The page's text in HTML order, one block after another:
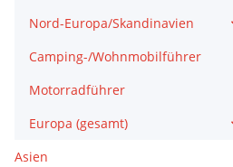
Nord-Europa/Skandinavien
Camping-/Wohnmobilführer
Motorradführer
Europa (gesamt)
Asien